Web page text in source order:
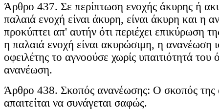
Άρθρο 437. Σε περίπτωση ενοχής άκυρης ή
παλαιά ενοχή είναι άκυρη, είναι άκυρη και η
προκύπτει απ' αυτήν ότι περιέχει επικύρωση
η παλαιά ενοχή είναι ακυρώσιμη, η ανανέωση
οφειλέτης το αγνοούσε χωρίς υπαιτιότητά του
ανανέωση.
Άρθρο 438. Σκοπός ανανέωσης: Ο σκοπός της
απαιτείται να συνάγεται σαφώς.